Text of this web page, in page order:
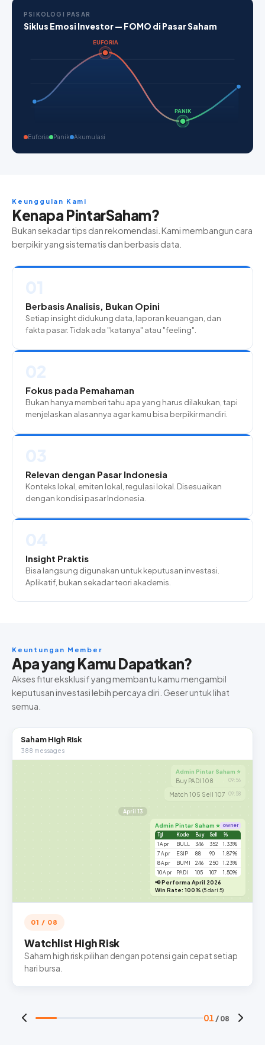
PSIKOLOGI PASAR
Siklus Emosi Investor — FOMO di Pasar Saham
EUFORIA
PANIK
Euforia Panik Akumulasi
Keunggulan Kami
Kenapa PintarSaham?
Bukan sekadar tips dan rekomendasi. Kami membangun cara
berpikir yang sistematis dan berbasis data.
Berbasis Analisis, Bukan Opini
Setiap insight didukung data, laporan keuangan, dan
fakta pasar. Tidak ada "katanya" atau "feeling".
Fokus pada Pemahaman
Bukan hanya memberi tahu apa yang harus dilakukan, tapi
menjelaskan alasannya agar kamu bisa berpikir mandiri.
Relevan dengan Pasar Indonesia
Konteks lokal, emiten lokal, regulasi lokal. Disesuaikan
dengan kondisi pasar Indonesia.
Insight Praktis
Bisa langsung digunakan untuk keputusan investasi.
Aplikatif, bukan sekadar teori akademis.
Keuntungan Member
Apa yang Kamu Dapatkan?
Akses fitur eksklusif yang membantu kamu mengambil
keputusan investasi lebih percaya diri. Geser untuk lihat
semua.
Saham High Risk
388 messages
Admin Pintar Saham ⭐
Buy PADI 108
09:56
Match 105 Sell 107 09:58
April 13
Admin Pintar Saham ⭐ owner
Tgl
Kode Buy Sell %
1 Apr BULL 346 352
1.33%
7 Apr
ESIP 88 90
1.87%
8 Apr
BUMI 246 250
1.23%
10 Apr
PADI 105 107
1.50%
📢 Performa April 2026
Win Rate: 100% (5 dari 5)
01 / 08
Watchlist High Risk
Saham high risk pilihan dengan potensi gain cepat setiap
hari bursa.
01 / 08